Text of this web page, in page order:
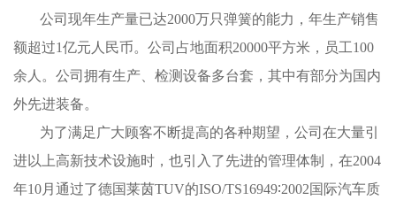
公司现年生产量已达2000万只弹簧的能力，年生产销售
额超过1亿元人民币。公司占地面积20000平方米，员工100
余人。公司拥有生产、检测设备多台套，其中有部分为国内
外先进装备。
为了满足广大顾客不断提高的各种期望，公司在大量引
进以上高新技术设施时，也引入了先进的管理体制，在2004
年10月通过了德国莱茵TUV的ISO/TS16949∶2002国际汽车质